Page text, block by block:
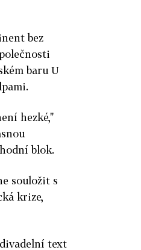
bez
baru U
hezké,"
blok.
souložit s
krize,
text